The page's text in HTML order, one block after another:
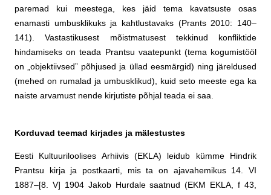
paremad kui meestega, kes jäid tema kavatsuste osas
enamasti umbusklikuks ja kahtlustavaks (Prants 2010: 140–
141). Vastastikusest mõistmatusest tekkinud konfliktide
hindamiseks on teada Prantsu vaatepunkt (tema kogumistööl
on „objektiivsed” põhjused ja üllad eesmärgid) ning järeldused
(mehed on rumalad ja umbusklikud), kuid seto meeste ega ka
naiste arvamust nende kirjutiste põhjal teada ei saa.
Korduvad teemad kirjades ja mälestustes
Eesti Kultuuriloolises Arhiivis (EKLA) leidub kümme Hindrik
Prantsu kirja ja postkaarti, mis ta on ajavahemikus 14. VI
1887–[8. V] 1904 Jakob Hurdale saatnud (EKM EKLA, f 43,